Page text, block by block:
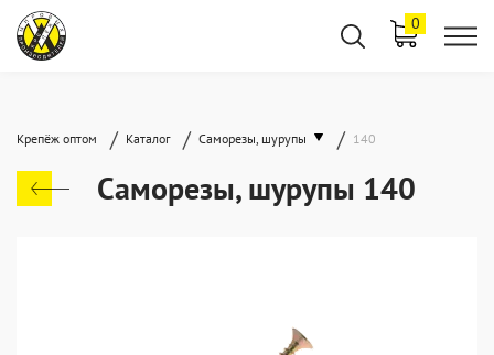
0
Крепёж оптом / Каталог / Саморезы, шурупы / 140
Саморезы, шурупы 140